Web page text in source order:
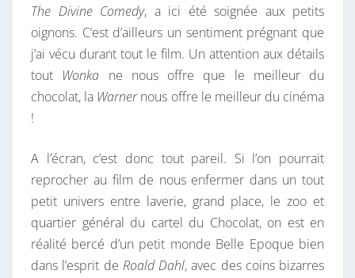
The Divine Comedy, a ici été soignée aux petits
oignons. C’est d’ailleurs un sentiment prégnant que
j’ai vécu durant tout le film. Un attention aux détails
tout Wonka ne nous offre que le meilleur du
chocolat, la Warnernous offre le meilleur du cinéma
!
A l’écran, c’est donc tout pareil. Si l’on pourrait
reprocher au film de nous enfermer dans un tout
petit univers entre laverie, grand place, le zoo et
quartier général du cartel du Chocolat, on est en
réalité bercé d’un petit monde Belle Epoque bien
dans l’esprit de Roald Dahl, avec des coins bizarres